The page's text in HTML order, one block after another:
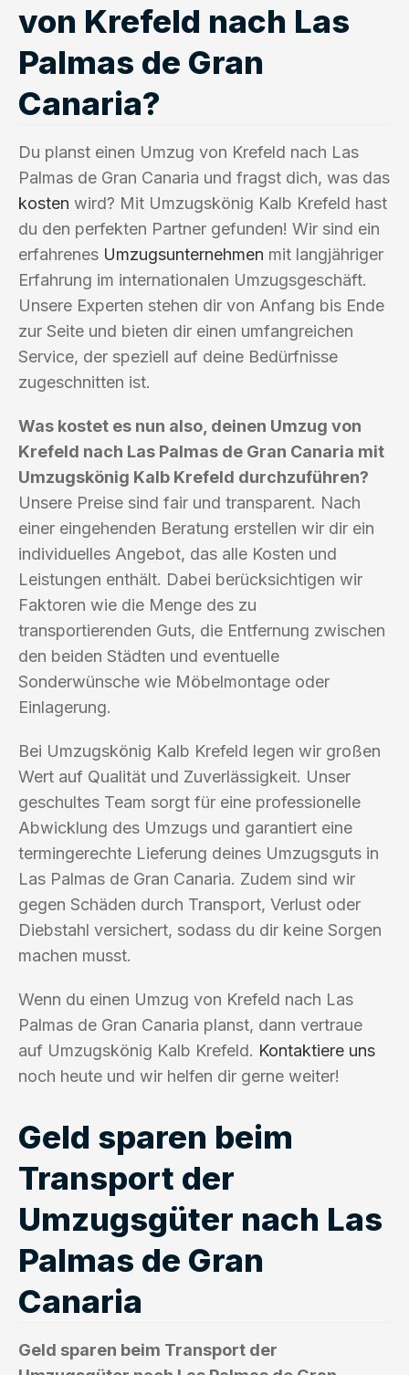
von Krefeld nach Las
Palmas de Gran
Canaria?
Du planst einen Umzug von Krefeld nach Las
Palmas de Gran Canaria und fragst dich, was das
kosten wird? Mit Umzugskönig Kalb Krefeld hast
du den perfekten Partner gefunden! Wir sind ein
erfahrenes Umzugsunternehmen mit langjähriger
Erfahrung im internationalen Umzugsgeschäft.
Unsere Experten stehen dir von Anfang bis Ende
zur Seite und bieten dir einen umfangreichen
Service, der speziell auf deine Bedürfnisse
zugeschnitten ist.
Was kostet es nun also, deinen Umzug von
Krefeld nach Las Palmas de Gran Canaria mit
Umzugskönig Kalb Krefeld durchzuführen?
Unsere Preise sind fair und transparent. Nach
einer eingehenden Beratung erstellen wir dir ein
individuelles Angebot, das alle Kosten und
Leistungen enthält. Dabei berücksichtigen wir
Faktoren wie die Menge des zu
transportierenden Guts, die Entfernung zwischen
den beiden Städten und eventuelle
Sonderwünsche wie Möbelmontage oder
Einlagerung.
Bei Umzugskönig Kalb Krefeld legen wir großen
Wert auf Qualität und Zuverlässigkeit. Unser
geschultes Team sorgt für eine professionelle
Abwicklung des Umzugs und garantiert eine
termingerechte Lieferung deines Umzugsguts in
Las Palmas de Gran Canaria. Zudem sind wir
gegen Schäden durch Transport, Verlust oder
Diebstahl versichert, sodass du dir keine Sorgen
machen musst.
Wenn du einen Umzug von Krefeld nach Las
Palmas de Gran Canaria planst, dann vertraue
auf Umzugskönig Kalb Krefeld. Kontaktiere uns
noch heute und wir helfen dir gerne weiter!
Geld sparen beim
Transport der
Umzugsgüter nach Las
Palmas de Gran
Canaria
Geld sparen beim Transport der